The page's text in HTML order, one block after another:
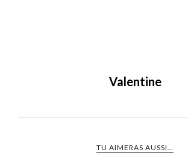
Valentine
TU AIMERAS AUSSI…